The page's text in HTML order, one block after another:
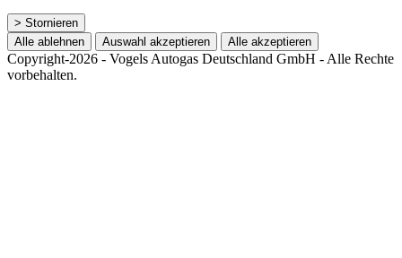
> Stornieren
Alle ablehnen
Auswahl akzeptieren Alle akzeptieren
Copyright-2026 - Vogels Autogas Deutschland GmbH - Alle Rechte
vorbehalten.